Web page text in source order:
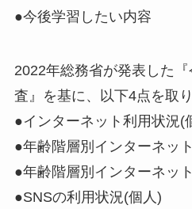
●今後学習したい内容
2022年総務省が発表した
査』を基に、以下4点を取
●インターネット利用状況(
●年齢階層別インターネッ
●年齢階層別インターネッ
●SNSの利用状況(個人)